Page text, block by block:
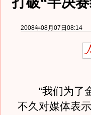
2008年08月07日08:14
“我们为了金
不久对媒体表